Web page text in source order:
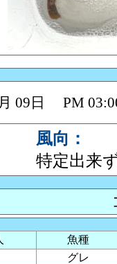
月 09日 PM
風向：
特定出来
魚種
グレ